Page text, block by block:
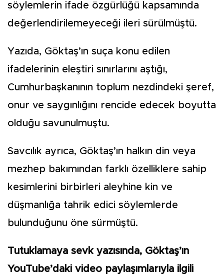
söylemlerin ifade özgürlüğü kapsamında
değerlendirilemeyeceği ileri sürülmüştü.
Yazıda, Göktaş’ın suça konu edilen
ifadelerinin eleştiri sınırlarını aştığı,
Cumhurbaşkanının toplum nezdindeki şeref,
onur ve saygınlığını rencide edecek boyutta
olduğu savunulmuştu.
Savcılık ayrıca, Göktaş’ın halkın din veya
mezhep bakımından farklı özelliklere sahip
kesimlerini birbirleri aleyhine kin ve
düşmanlığa tahrik edici söylemlerde
bulunduğunu öne sürmüştü.
Tutuklamaya sevk yazısında, Göktaş’ın
YouTube’daki video paylaşımlarıyla ilgili